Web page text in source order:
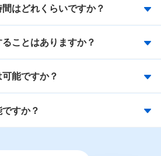
はどれくらいですか？
ことはありますか？
能ですか？
すか？